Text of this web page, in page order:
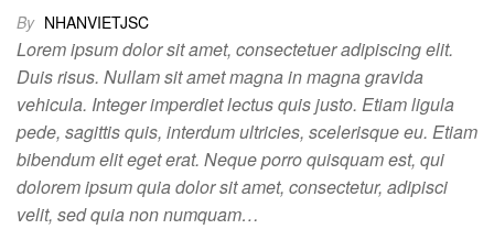
By NHANVIETJSC
Lorem ipsum dolor sit amet, consectetuer adipiscing elit.
Duis risus. Nullam sit amet magna in magna gravida
vehicula. Integer imperdiet lectus quis justo. Etiam ligula
pede, sagittis quis, interdum ultricies, scelerisque eu. Etiam
bibendum elit eget erat. Neque porro quisquam est, qui
dolorem ipsum quia dolor sit amet, consectetur, adipisci
velit, sed quia non numquam…